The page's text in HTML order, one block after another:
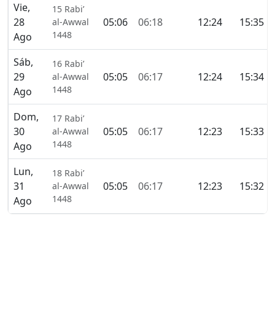
Vie,
28
Ago
15 Rabi’
al-Awwal
1448
05:06 06:18 12:24 15:35
Sáb,
29
Ago
16 Rabi’
al-Awwal
1448
05:05 06:17 12:24 15:34
Dom,
30
Ago
17 Rabi’
al-Awwal
1448
05:05 06:17 12:23 15:33
Lun,
31
Ago
18 Rabi’
al-Awwal
1448
05:05 06:17 12:23 15:32